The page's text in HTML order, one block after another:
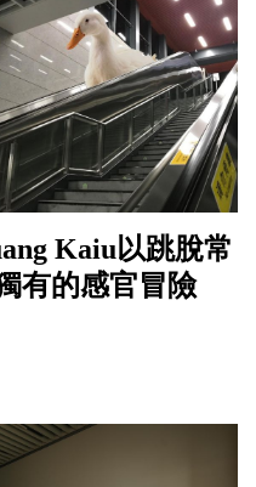
Kaiu以跳脫常
有的感官冒險